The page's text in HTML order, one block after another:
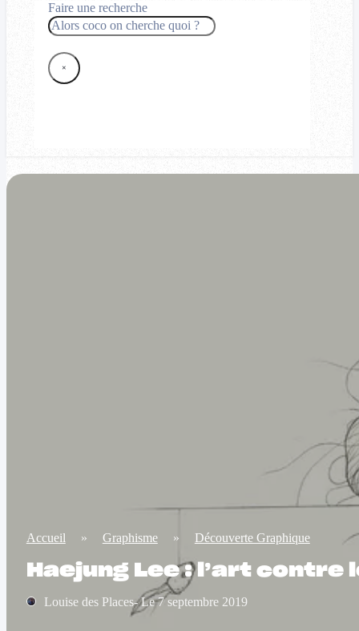
Faire une recherche
Rechercher
×
Accueil » Graphisme » Découverte Graphique
Haejung Lee : l’art contre
Louise des Places- Le 7 septembre 2019